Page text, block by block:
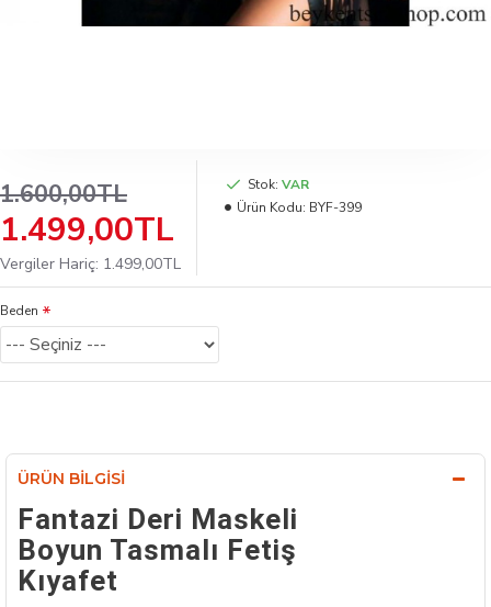
1.499,00TL
1.600,00TL
Vergiler Hariç: 1.499,00TL
Stok: VAR
Ürün Kodu: BYF-399
Beden
ÜRÜN BILGISI
Fantazi Deri Maskeli
Boyun Tasmalı Fetiş
Kıyafet